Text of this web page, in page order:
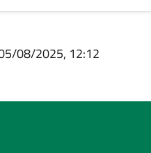
08/2025, 12:12